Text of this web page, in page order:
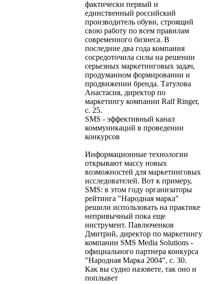
фактически первый и
единственный российский
производитель обуви, строящий
свою работу по всем правилам
современного бизнеса. В
последние два года компания
сосредоточила силы на решении
серьезных маркетинговых задач,
продуманном формировании и
продвижении бренда. Татулова
Анастасия, директор по
маркетингу компании Ralf Ringer,
с. 25.
SMS - эффективный канал
коммуникаций в проведении
конкурсов
Информационные технологии
открывают массу новых
возможностей для маркетинговых
исследователей. Вот к примеру,
SMS: в этом году организаторы
рейтинга "Народная марка"
решили использовать на практике
непривычный пока еще
инструмент. Павлюченков
Дмитрий, директор по маркетингу
компании SMS Media Solutions -
официального партнера конкурса
"Народная Марка 2004", с. 30.
Как вы судно назовете, так оно и
поплывет